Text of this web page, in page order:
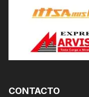
CONTACTO